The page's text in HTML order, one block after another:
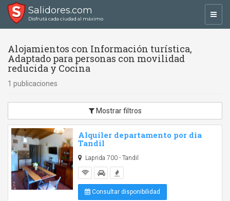
Salidores.com
Disfrutá cada ciudad al máximo
Alojamientos con Información turística,
Adaptado para personas con movilidad
reducida y Cocina
1 publicaciones
Mostrar filtros
Alquiler departamento por dia
Tandil
Laprida 700 - Tandil
Consultar disponibilidad